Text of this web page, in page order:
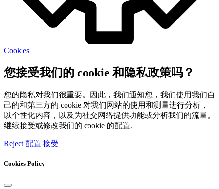
Cookies
您接受我们的 cookie 和隐私政策吗？
您的隐私对我们很重要。因此，我们通知您，我们使用我们自
己的和第三方的 cookie 对我们网站的使用和测量进行分析，
以个性化内容，以及为社交网络提供功能或分析我们的流量。
继续接受或修改我们的 cookie 的配置。
Reject 配置 接受
Cookies Policy